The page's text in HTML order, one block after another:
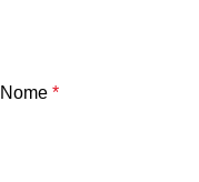
Nome *